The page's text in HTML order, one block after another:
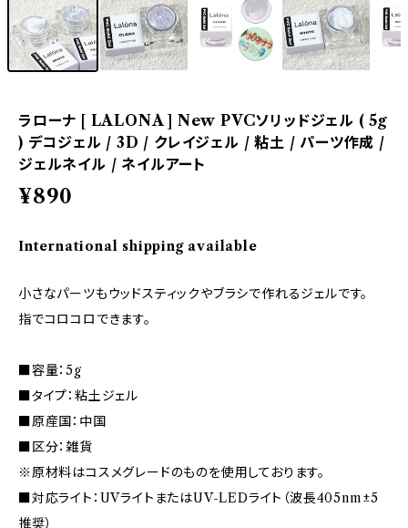
ラローナ [ LALONA ] New PVCソリッドジェル ( 5g
) デコジェル / 3D / クレイジェル / 粘土 / パーツ作成 /
ジェルネイル / ネイルアート
¥890
International shipping available
小さなパーツもウッドスティックやブラシで作れるジェルです。
指でコロコロできます。
■容量：5g
■タイプ：粘土ジェル
■原産国：中国
■区分：雑貨
※原材料はコスメグレードのものを使用しております。
■対応ライト：UVライトまたはUV-LEDライト（波長405nm±5
推奨）